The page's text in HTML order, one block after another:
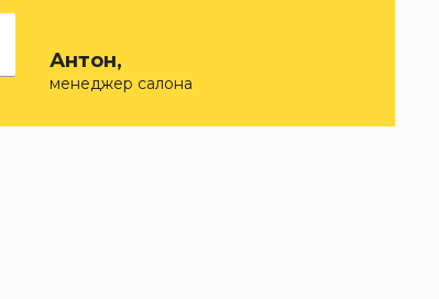
Антон,
менеджер салона